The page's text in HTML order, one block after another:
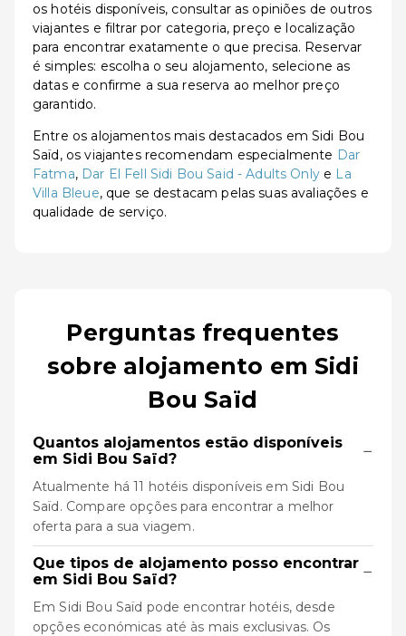
os hotéis disponíveis, consultar as opiniões de outros
viajantes e filtrar por categoria, preço e localização
para encontrar exatamente o que precisa. Reservar
é simples: escolha o seu alojamento, selecione as
datas e confirme a sua reserva ao melhor preço
garantido.
Entre os alojamentos mais destacados em Sidi Bou
Saïd, os viajantes recomendam especialmente Dar
Fatma, Dar El Fell Sidi Bou Said - Adults Onlye La
Villa Bleue, que se destacam pelas suas avaliações e
qualidade de serviço.
Perguntas frequentes
sobre alojamento em Sidi
Bou Saïd
Quantos alojamentos estão disponíveis
em Sidi Bou Saïd?
−
Atualmente há 11 hotéis disponíveis em Sidi Bou
Saïd. Compare opções para encontrar a melhor
oferta para a sua viagem.
Que tipos de alojamento posso encontrar
em Sidi Bou Saïd?
−
Em Sidi Bou Saïd pode encontrar hotéis, desde
opções económicas até às mais exclusivas. Os